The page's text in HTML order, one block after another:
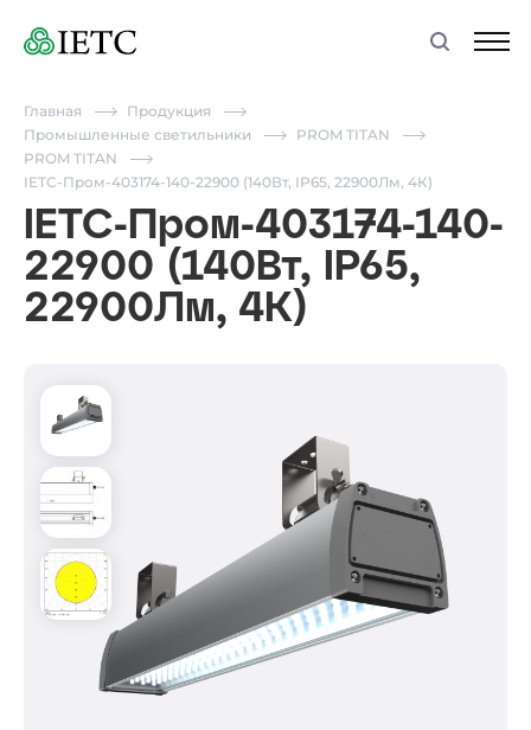
Главная
Продукция
Промышленные светильники
PROM TITAN
PROM TITAN
IETC-Пром-403174-140-22900 (140Вт, IP65, 22900Лм, 4К)
IETC-Пром-403174-140-
22900 (140Вт, IP65,
22900Лм, 4К)